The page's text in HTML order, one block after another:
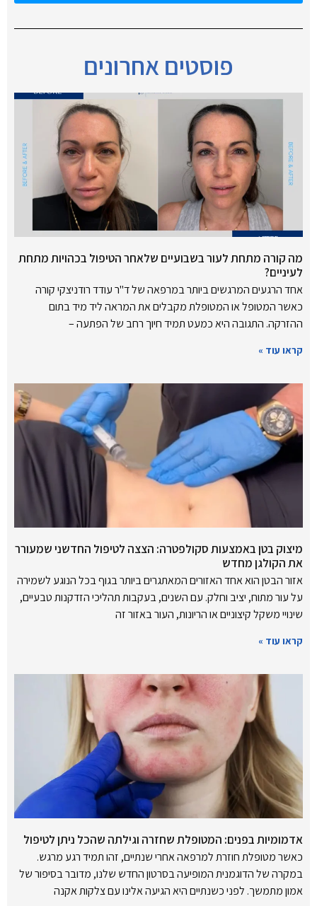
פוסטים אחרונים
מה קורה מתחת לעור בשבועיים שלאחר הטיפול בכהויות מתחת
לעיניים?
אחד הרגעים המרגשים ביותר במרפאה של ד"ר עודד רודניצקי קורה
כאשר המטופל או המטופלת מקבלים את המראה ליד מיד בתום
ההזרקה. התגובה היא כמעט תמיד חיוך רחב של הפתעה –
קראו עוד »
מיצוק בטן באמצעות סקולפטרה: הצצה לטיפול החדשני שמעורר
את הקולגן מחדש
אזור הבטן הוא אחד האזורים המאתגרים ביותר בגוף בכל הנוגע לשמירה
על עור מתוח, יציב וחלק. עם השנים, בעקבות תהליכי הזדקנות טבעיים,
שינויי משקל קיצוניים או הריונות, העור באזור זה
קראו עוד »
אדמומיות בפנים: המטופלת שחזרה וגילתה שהכל ניתן לטיפול
כאשר מטופלת חוזרת למרפאה אחרי שנתיים, זהו תמיד רגע מרגש.
במקרה של הדוגמנית המופיעה בסרטון החדש שלנו, מדובר בסיפור של
אמון מתמשך. לפני כשנתיים היא הגיעה אלינו עם צלקות אקנה